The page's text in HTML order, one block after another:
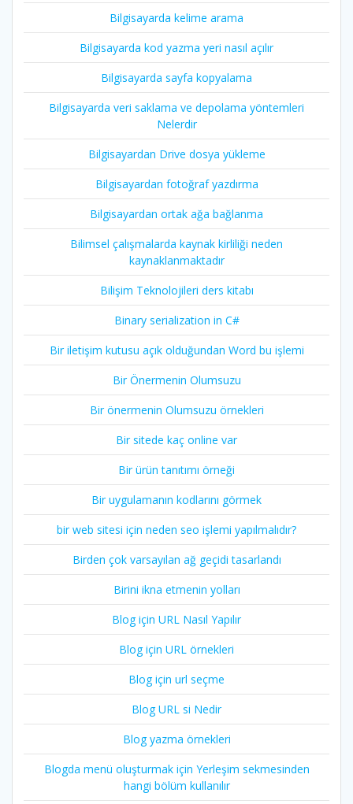
Bilgisayarda kelime arama
Bilgisayarda kod yazma yeri nasıl açılır
Bilgisayarda sayfa kopyalama
Bilgisayarda veri saklama ve depolama yöntemleri
Nelerdir
Bilgisayardan Drive dosya yükleme
Bilgisayardan fotoğraf yazdırma
Bilgisayardan ortak ağa bağlanma
Bilimsel çalışmalarda kaynak kirliliği neden
kaynaklanmaktadır
Bilişim Teknolojileri ders kitabı
Binary serialization in C#
Bir iletişim kutusu açık olduğundan Word bu işlemi
Bir Önermenin Olumsuzu
Bir önermenin Olumsuzu örnekleri
Bir sitede kaç online var
Bir ürün tanıtımı örneği
Bir uygulamanın kodlarını görmek
bir web sitesi için neden seo işlemi yapılmalıdır?
Birden çok varsayılan ağ geçidi tasarlandı
Birini ikna etmenin yolları
Blog için URL Nasıl Yapılır
Blog için URL örnekleri
Blog için url seçme
Blog URL si Nedir
Blog yazma örnekleri
Blogda menü oluşturmak için Yerleşim sekmesinden
hangi bölüm kullanılır